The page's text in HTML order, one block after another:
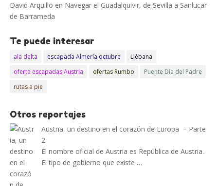
David Arquillo en Navegar el Guadalquivir, de Sevilla a Sanlucar
de Barrameda
Te puede interesar
ala delta escapada Almería octubre
Liébana
oferta escapadas Austria
ofertas Rumbo
Puente Día del Padre
rutas a pie
Otros reportajes
Austria, un destino en el corazón de Europa – Parte
2
El nombre oficial de Austria es República de Austria.
El tipo de gobierno que existe …